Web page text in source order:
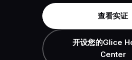
查看实证
开设您的Glice
Center